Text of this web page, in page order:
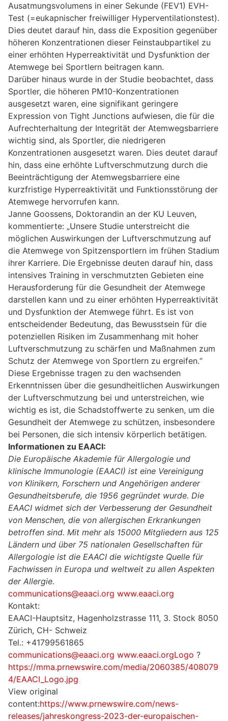
Ausatmungsvolumens in einer Sekunde (FEV1) EVH-
Test (=eukapnischer freiwilliger Hyperventilationstest).
Dies deutet darauf hin, dass die Exposition gegenüber
höheren Konzentrationen dieser Feinstaubpartikel zu
einer erhöhten Hyperreaktivität und Dysfunktion der
Atemwege bei Sportlern beitragen kann.
Darüber hinaus wurde in der Studie beobachtet, dass
Sportler, die höheren PM10-Konzentrationen
ausgesetzt waren, eine signifikant geringere
Expression von Tight Junctions aufwiesen, die für die
Aufrechterhaltung der Integrität der Atemwegsbarriere
wichtig sind, als Sportler, die niedrigeren
Konzentrationen ausgesetzt waren. Dies deutet darauf
hin, dass eine erhöhte Luftverschmutzung durch die
Beeinträchtigung der Atemwegsbarriere eine
kurzfristige Hyperreaktivität und Funktionsstörung der
Atemwege hervorrufen kann.
Janne Goossens, Doktorandin an der KU Leuven,
kommentierte: „Unsere Studie unterstreicht die
möglichen Auswirkungen der Luftverschmutzung auf
die Atemwege von Spitzensportlern im frühen Stadium
ihrer Karriere. Die Ergebnisse deuten darauf hin, dass
intensives Training in verschmutzten Gebieten eine
Herausforderung für die Gesundheit der Atemwege
darstellen kann und zu einer erhöhten Hyperreaktivität
und Dysfunktion der Atemwege führt. Es ist von
entscheidender Bedeutung, das Bewusstsein für die
potenziellen Risiken im Zusammenhang mit hoher
Luftverschmutzung zu schärfen und Maßnahmen zum
Schutz der Atemwege von Sportlern zu ergreifen.“
Diese Ergebnisse tragen zu den wachsenden
Erkenntnissen über die gesundheitlichen Auswirkungen
der Luftverschmutzung bei und unterstreichen, wie
wichtig es ist, die Schadstoffwerte zu senken, um die
Gesundheit der Atemwege zu schützen, insbesondere
bei Personen, die sich intensiv körperlich betätigen.
Informationen zu EAACI:
Die Europäische Akademie für Allergologie und
klinische Immunologie (EAACI) ist eine Vereinigung
von Klinikern, Forschern und Angehörigen anderer
Gesundheitsberufe, die 1956 gegründet wurde. Die
EAACI widmet sich der Verbesserung der Gesundheit
von Menschen, die von allergischen Erkrankungen
betroffen sind. Mit mehr als 15000 Mitgliedern aus 125
Ländern und über 75 nationalen Gesellschaften für
Allergologie ist die EAACI die wichtigste Quelle für
Fachwissen in Europa und weltweit zu allen Aspekten
der Allergie.
communications@eaaci.org www.eaaci.org
Kontakt:
EAACI-Hauptsitz, Hagenholzstrasse 111, 3. Stock 8050
Zürich, CH- Schweiz
Tel.: +41799561865
communications@eaaci.org www.eaaci.orgLogo ?
https://mma.prnewswire.com/media/2060385/408079
4/EAACI_Logo.jpg
View original
content:https://www.prnewswire.com/news-
releases/jahreskongress-2023-der-europaischen-